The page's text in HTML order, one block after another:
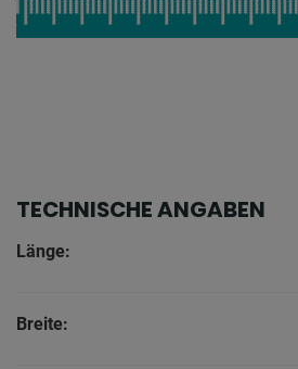
TECHNISCHE ANGABEN
Länge:
Breite: